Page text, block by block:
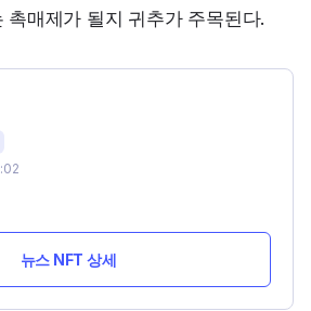
촉매제가 될지 귀추가 주목된다.
뉴스 NFT 상세